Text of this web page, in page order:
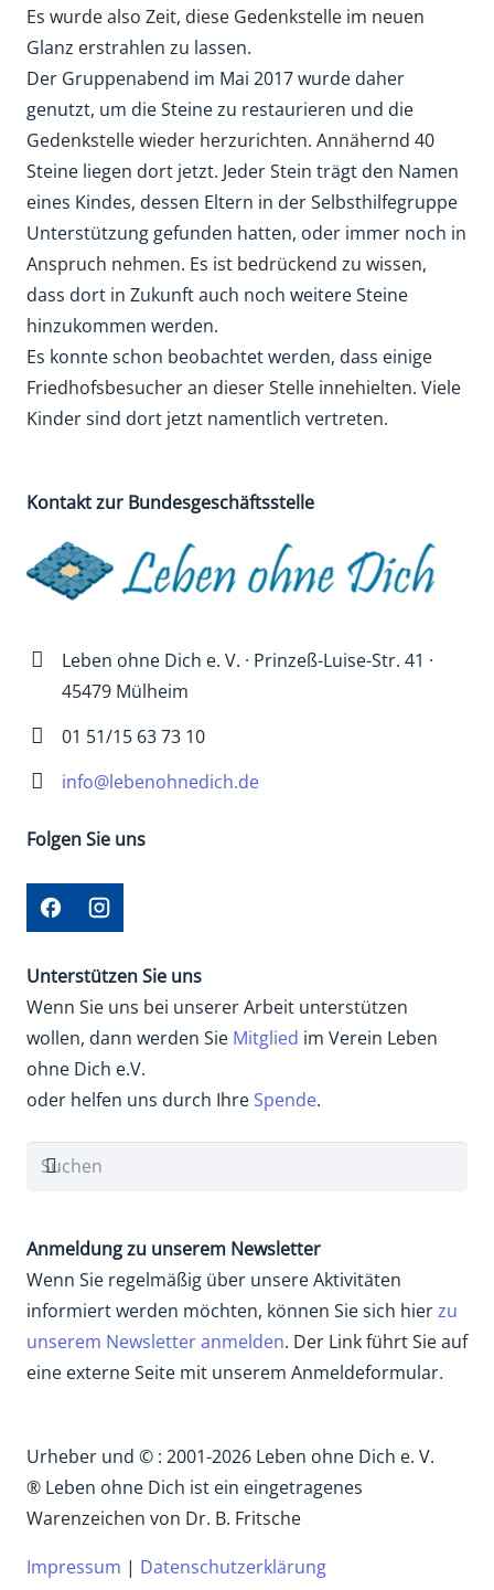
Es wurde also Zeit, diese Gedenkstelle im neuen
Glanz erstrahlen zu lassen.
Der Gruppenabend im Mai 2017 wurde daher
genutzt, um die Steine zu restaurieren und die
Gedenkstelle wieder herzurichten. Annähernd 40
Steine liegen dort jetzt. Jeder Stein trägt den Namen
eines Kindes, dessen Eltern in der Selbsthilfegruppe
Unterstützung gefunden hatten, oder immer noch in
Anspruch nehmen. Es ist bedrückend zu wissen,
dass dort in Zukunft auch noch weitere Steine
hinzukommen werden.
Es konnte schon beobachtet werden, dass einige
Friedhofsbesucher an dieser Stelle innehielten. Viele
Kinder sind dort jetzt namentlich vertreten.
Kontakt zur Bundesgeschäftsstelle
Leben ohne Dich e. V. · Prinzeß-Luise-Str. 41 ·
45479 Mülheim
01 51/15 63 73 10
info@lebenohnedich.de
Folgen Sie uns
Unterstützen Sie uns
Wenn Sie uns bei unserer Arbeit unterstützen
wollen, dann werden Sie Mitglied im Verein Leben
ohne Dich e.V.
oder helfen uns durch Ihre Spende.
Anmeldung zu unserem Newsletter
Wenn Sie regelmäßig über unsere Aktivitäten
informiert werden möchten, können Sie sich hierzu
unserem Newsletter anmelden. Der Link führt Sie auf
eine externe Seite mit unserem Anmeldeformular.
Urheber und © : 2001-2026 Leben ohne Dich e. V.
® Leben ohne Dich ist ein eingetragenes
Warenzeichen von Dr. B. Fritsche
Impressum | Datenschutzerklärung